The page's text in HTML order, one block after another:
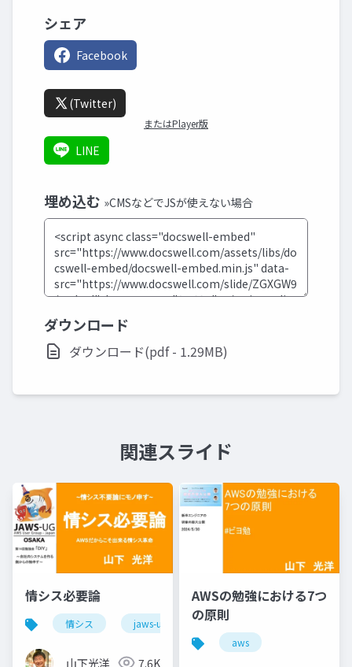
シェア
Facebook
(Twitter)
またはPlayer版
LINE
埋め込む »CMSなどでJSが使えない場合
ダウンロード
ダウンロード(pdf - 1.29MB)
関連スライド
情シス必要論
情シス jaws-ug aws
山下光洋 7.6K
AWSの勉強における7つ
の原則
aws